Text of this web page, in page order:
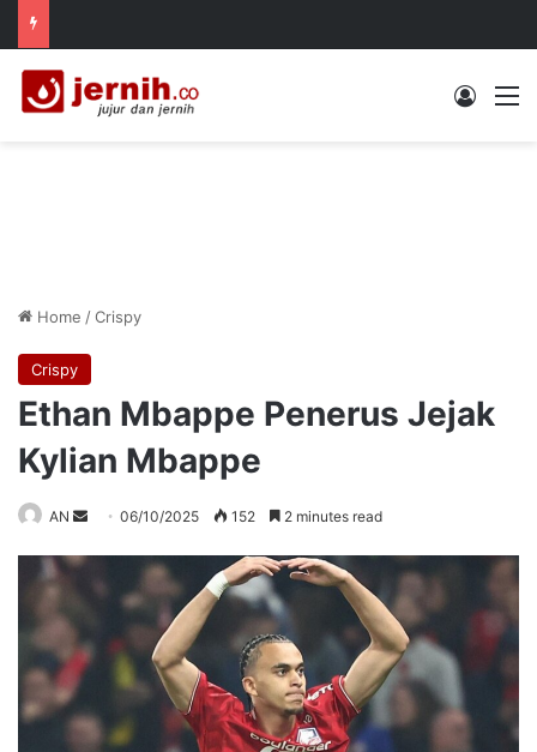
Log In
Home /Crispy
Crispy
Ethan Mbappe Penerus Jejak
Kylian Mbappe
AN
Send06/10/2025 152 2 minutes read